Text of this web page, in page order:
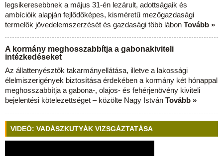
legsikeresebbnek a május 31-én lezárult, adottságaik és
ambícióik alapján fejlődőképes, kisméretű mezőgazdasági
termelők jövedelemszerzését és gazdasági több lábon Tovább »
A kormány meghosszabbítja a gabonakiviteli
intézkedéseket
Az állattenyésztők takarmányellátása, illetve a lakossági
élelmiszerigények biztosítása érdekében a kormány két hónappal
meghosszabbítja a gabona-, olajos- és fehérjenövény kiviteli
bejelentési kötelezettséget – közölte Nagy István Tovább »
VIDEÓ: VADÁSZKUTYÁK VIZSGÁZTATÁSA